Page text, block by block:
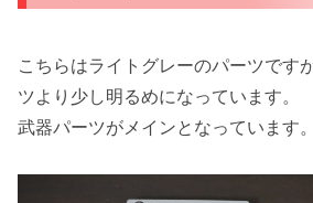
こちらはライトグレーのパーツです
ツより少し明るめになっています。
武器パーツがメインとなっています。